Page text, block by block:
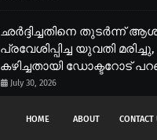
ഛർദ്ദിച്ചതിനെ തുടർന്ന്
പ്രവേശിപ്പിച്ച യുവതി
കഴിച്ചതായി ഡോക്ടറോട്
July 30, 2026
HOME ABOUT CONTACT